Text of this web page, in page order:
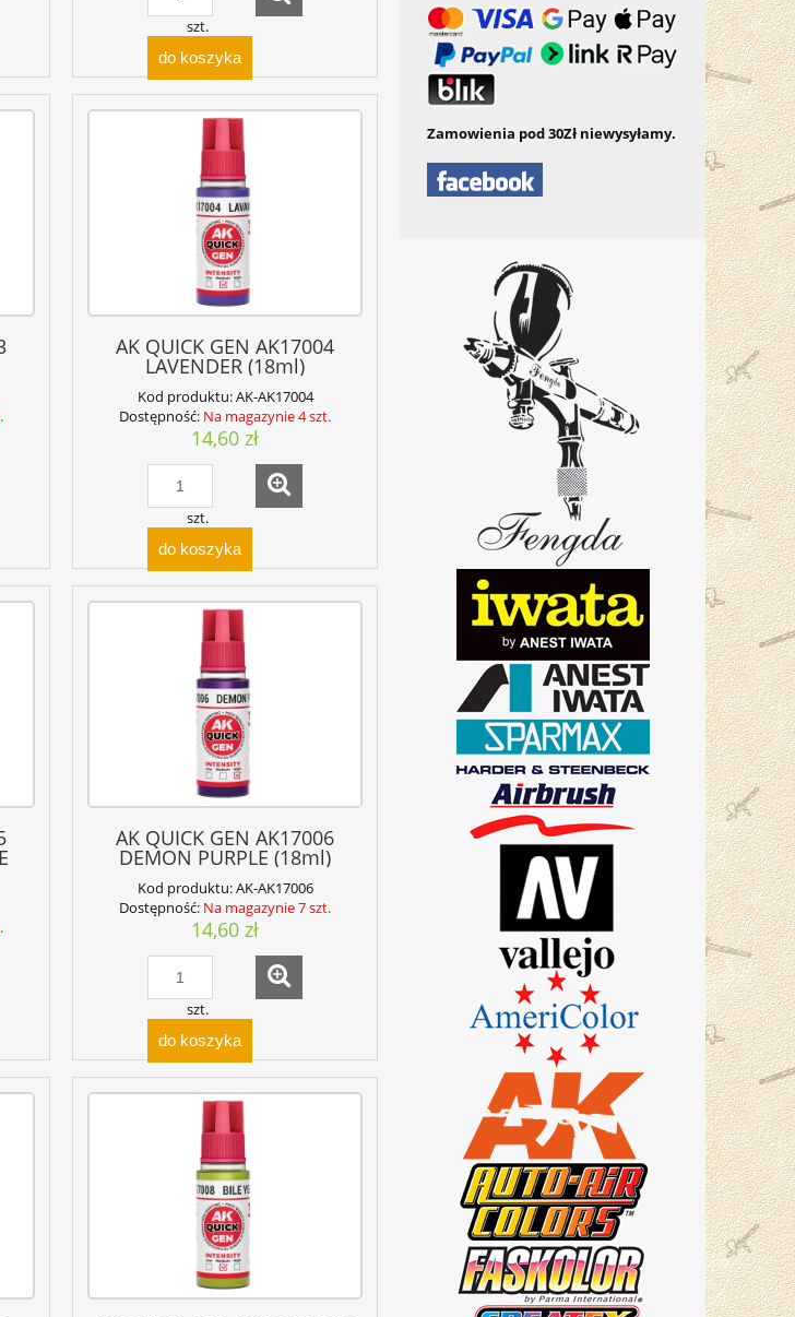
szt.
do koszyka
AK QUICK GEN AK17004
LAVENDER (18ml)
Kod produktu:AK-AK17004
Dostępność: Na magazynie 4 szt.
14,60 zł
szt.
do koszyka
AK QUICK GEN AK17006
DEMON PURPLE (18ml)
Kod produktu:AK-AK17006
Dostępność: Na magazynie 7 szt.
14,60 zł
szt.
do koszyka
Zamowienia pod 30Zł niewysyłamy.